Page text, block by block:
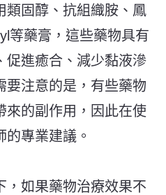
類固醇、抗組織胺、鳳
等藥膏，這些藥物具有
促進癒合、減少黏液滲
要注意的是，有些藥物
來的副作用，因此在使
的專業建議。
，如果藥物治療效果不